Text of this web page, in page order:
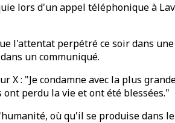
lors d'un appel téléphonique à
l'attentat perpétré ce soir dans
un communiqué.
X : "Je condamne avec la plus
perdu la vie et ont été blessées."
où qu'il se produise dans